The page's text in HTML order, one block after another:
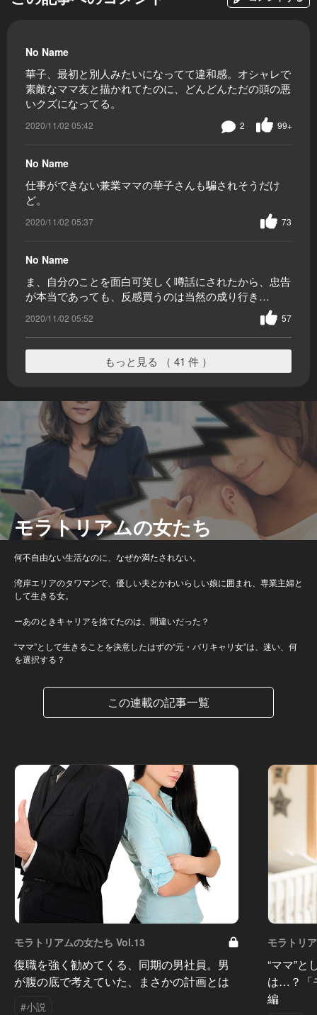
No Name
華子、最初と別人みたいになってて違和感。オシャレで
素敵なママ友と描かれてたのに、どんどんただの頭の悪
いクズになってる。
2020/11/02 05:42 99+
2
No Name
仕事ができない兼業ママの華子さんも騙されそうだけ
ど。
2020/11/02 05:37 73
No Name
ま、自分のことを面白可笑しく噂話にされたから、忠告
が本当であっても、反感買うのは当然の成り行き…
2020/11/02 05:52 57
もっと見る （ 41 件 ）
モラトリアムの女たち
何不自由ない生活なのに、なぜか満たされない。
湾岸エリアのタワマンで、優しい夫とかわいらしい娘に囲まれ、専業主婦と
して生きる女。
ーあのときキャリアを捨てたのは、間違いだった？
“ママ”として生きることを決意したはずの“元・バリキャリ女”は、迷い、何
を選択する？
この連載の記事一覧
モラトリアムの女たち Vol.13
復職を強く勧めてくる、同期の男社員。男
が腹の底で考えていた、まさかの計画とは
#小説
モラトリ
“ママ”と
は…？「
編